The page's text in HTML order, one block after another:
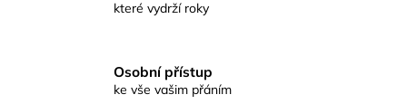
které vydrží roky
Osobní přístup
ke vše vašim přáním